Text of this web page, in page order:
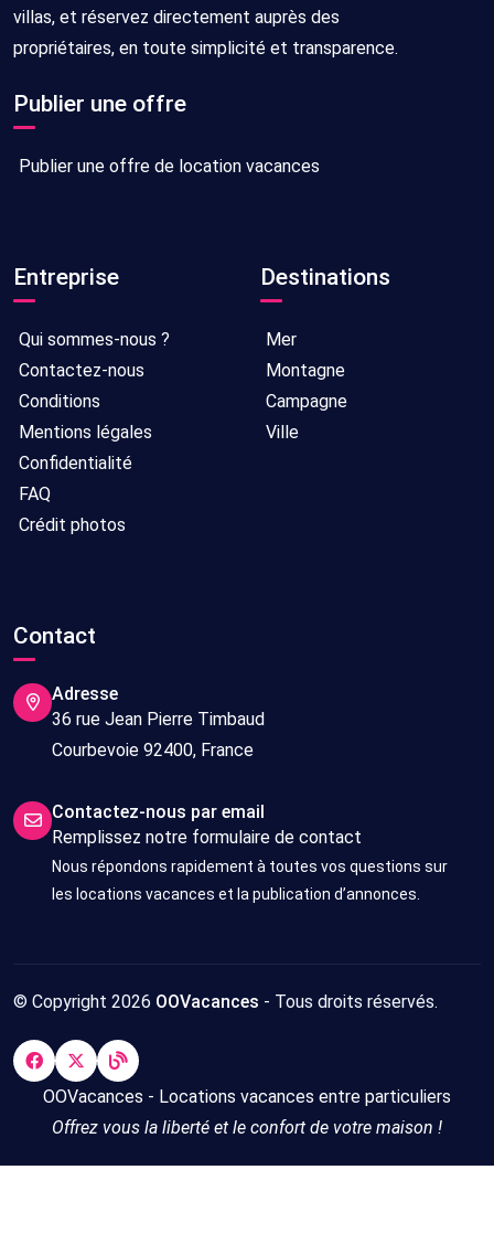
villas, et réservez directement auprès des
propriétaires, en toute simplicité et transparence.
Publier une offre
Publier une offre de location vacances
Entreprise
Qui sommes-nous ?
Contactez-nous
Conditions
Mentions légales
Confidentialité
FAQ
Crédit photos
Destinations
Mer
Montagne
Campagne
Ville
Contact
Adresse
36 rue Jean Pierre Timbaud
Courbevoie 92400, France
Contactez-nous par email
Remplissez notre formulaire de contact
Nous répondons rapidement à toutes vos questions sur
les locations vacances et la publication d’annonces.
© Copyright 2026 OOVacances - Tous droits réservés.
OOVacances - Locations vacances entre particuliers
Offrez vous la liberté et le confort de votre maison !